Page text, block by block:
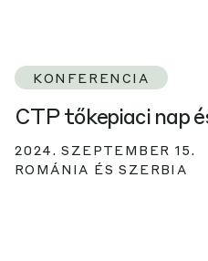
KONFERENCIA
CTP tőkepiaci nap
2024. SZEPTEMBER 15.
ROMÁNIA ÉS SZERBIA